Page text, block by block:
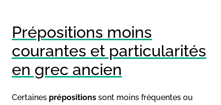
Prépositions moins
courantes et particularités
en grec ancien
Certaines prépositions sont moins fréquentes ou